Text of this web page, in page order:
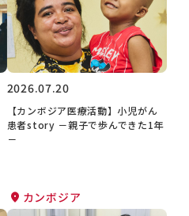
2026.07.20
【カンボジア医療活動】小児がん
患者story －親子で歩んできた1年
－
カンボジア